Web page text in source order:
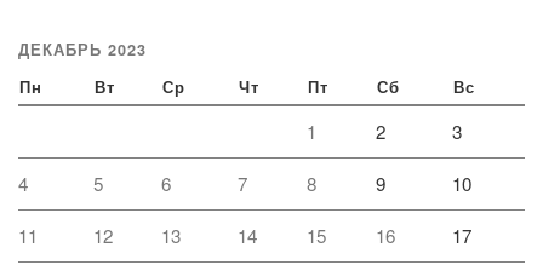
ДЕКАБРЬ 2023
Пн Вт Ср Чт Пт Сб Вс
1 2 3
4 5 6 7 8 9 10
11 12 13 14 15 16 17